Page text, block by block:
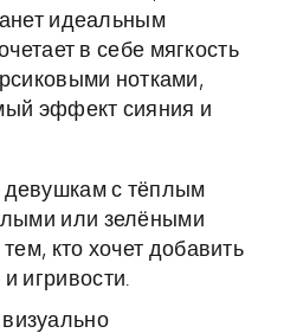
идеальным
в себе мягкость
нотками,
эффект сияния и
девушкам с тёплым
или зелёными
кто хочет добавить
игривости.